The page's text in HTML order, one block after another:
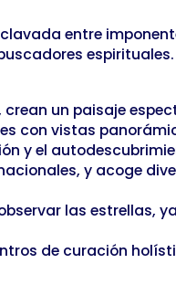
entre
espirituales.
un paisaje
con vistas
y el
y acoge
las estrellas,
de curación